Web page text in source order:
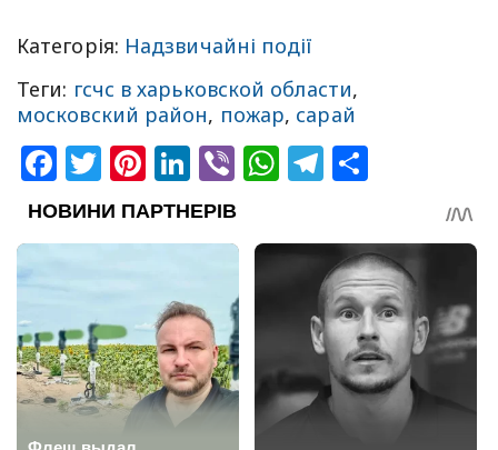
Категорія: Надзвичайні події
Теги: гсчс в харьковской области,
московский район, пожар, сарай
Facebook
Twitter
Pinterest
LinkedIn
ViberWhatsApp
Telegram